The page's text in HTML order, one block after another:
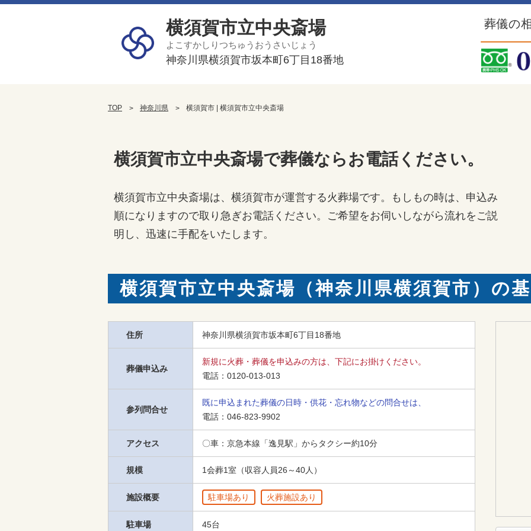
横須賀市立中央斎場
よこすかしりつちゅうおうさいじょう
神奈川県横須賀市坂本町6丁目18番地
葬儀の
TOP 神奈川県 横須賀市 | 横須賀市立中央斎場
横須賀市立中央斎場で葬儀ならお電話ください。
横須賀市立中央斎場は、横須賀市が運営する火葬場です。もしもの時は、申込み
順になりますので取り急ぎお電話ください。ご希望をお伺いしながら流れをご説
明し、迅速に手配をいたします。
横須賀市立中央斎場（神奈川県横須賀市）の
住所 神奈川県横須賀市坂本町6丁目18番地
葬儀申込み
新規に火葬・葬儀を申込みの方は、下記にお掛けください。
電話： 0120-013-013
参列問合せ
既に申込まれた葬儀の日時・供花・忘れ物などの問合せは、
電話： 046-823-9902
アクセス 〇車：京急本線「逸見駅」からタクシー約10分
規模 1会葬1室（収容人員26～40人）
施設概要 駐車場あり 火葬施設あり
駐車場 45台